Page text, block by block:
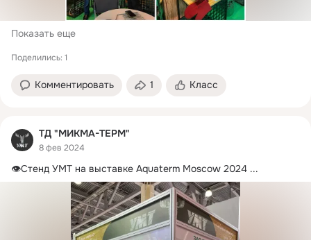
Показать еще
Поделились: 1
Комментировать 1 Класс
ТД "МИКМА-ТЕРМ"
8 фев 2024
👁️Стенд УМТ на выставке Aquaterm Moscow 2024 ...